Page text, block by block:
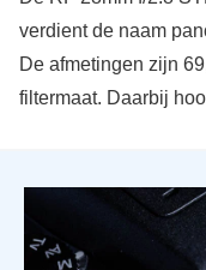
verdient de naam
De afmetingen zijn
filtermaat. Daarbij